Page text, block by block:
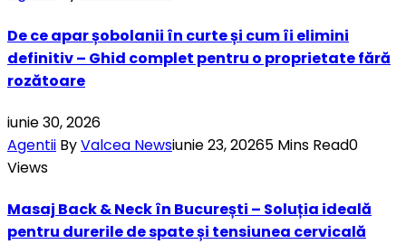
De ce apar șobolanii în curte și cum îi elimini
definitiv – Ghid complet pentru o proprietate fără
rozătoare
iunie 30, 2026
Agentii ByValcea Newsiunie 23, 20265 Mins Read0
Views
Masaj Back & Neck în București – Soluția ideală
pentru durerile de spate și tensiunea cervicală